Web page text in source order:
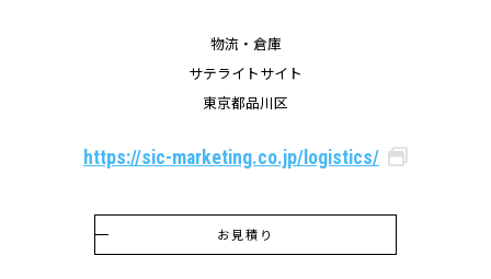
物流・倉庫
サテライトサイト
東京都品川区
https://sic-marketing.co.jp/logistics/
お見積り